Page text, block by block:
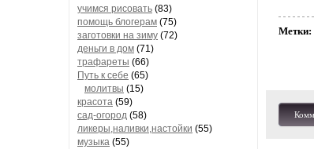
учимся рисовать (83)
помощь блогерам (75)
заготовки на зиму (72)
деньги в дом (71)
трафареты (66)
Путь к себе (65)
молитвы (15)
красота (59)
сад-огород (58)
ликеры,наливки,настойки (55)
музыка (55)
Метки: